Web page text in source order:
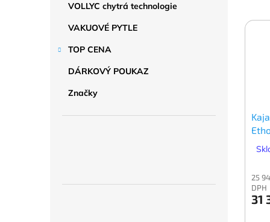
VOLLYC chytrá technologie
VAKUOVÉ PYTLE
TOP CENA
DÁRKOVÝ POUKAZ
Značky
25
DPH
31